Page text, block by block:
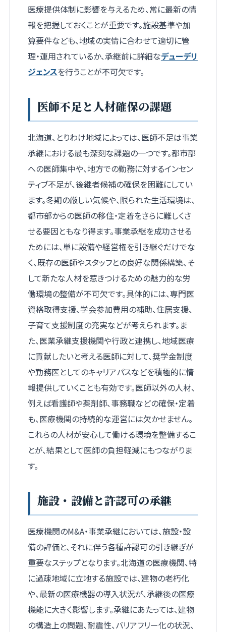
医療提供体制に影響を与えるため、常に最新の情
報を把握しておくことが重要です。施設基準や加
算要件なども、地域の実情に合わせて適切に管
理・運用されているか、承継前に詳細なデューデリ
ジェンスを行うことが不可欠です。
医師不足と人材確保の課題
北海道、とりわけ地域によっては、医師不足は事業
承継における最も深刻な課題の一つです。都市部
への医師集中や、地方での勤務に対するインセン
ティブ不足が、後継者候補の確保を困難にしてい
ます。冬期の厳しい気候や、限られた生活環境は、
都市部からの医師の移住・定着をさらに難しくさ
せる要因ともなり得ます。事業承継を成功させる
ためには、単に設備や経営権を引き継ぐだけでな
く、既存の医師やスタッフとの良好な関係構築、そ
して新たな人材を惹きつけるための魅力的な労
働環境の整備が不可欠です。具体的には、専門医
資格取得支援、学会参加費用の補助、住居支援、
子育て支援制度の充実などが考えられます。ま
た、医業承継支援機関や行政と連携し、地域医療
に貢献したいと考える医師に対して、奨学金制度
や勤務医としてのキャリアパスなどを積極的に情
報提供していくことも有効です。医師以外の人材、
例えば看護師や薬剤師、事務職などの確保・定着
も、医療機関の持続的な運営には欠かせません。
これらの人材が安心して働ける環境を整備するこ
とが、結果として医師の負担軽減にもつながりま
す。
施設・設備と許認可の承継
医療機関のM&A・事業承継においては、施設・設
備の評価と、それに伴う各種許認可の引き継ぎが
重要なステップとなります。北海道の医療機関、特
に過疎地域に立地する施設では、建物の老朽化
や、最新の医療機器の導入状況が、承継後の医療
機能に大きく影響します。承継にあたっては、建物
の構造上の問題、耐震性、バリアフリー化の状況、